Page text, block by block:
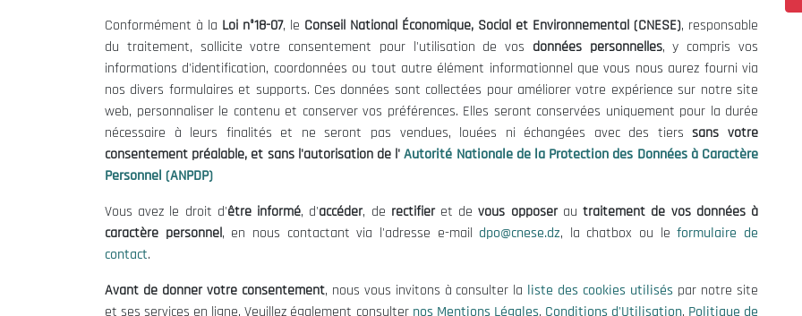
Le président
Organisation
Publications
Mentions Légales
Conditions d'Utilisation
Politique de Protection des Données
Politique des Cookies
contact@cnese.dz
Suggestions ou Initiatives ?
Newsletter
Inscrivez-vous, soyez le premier à
nos dernières nouvelles.
Suivez-Nous!
© 2026 Conseil National Économique, Social et Environnemental
Conformément à la Loi n°18-07, le Conseil National Économique, Social et Environnemental (CNESE), responsable
du traitement, sollicite votre consentement pour l'utilisation de vos données personnelles, y compris vos
informations d'identification, coordonnées ou tout autre élément informationnel que vous nous aurez fourni via
nos divers formulaires et supports. Ces données sont collectées pour améliorer votre expérience sur notre site
web, personnaliser le contenu et conserver vos préférences. Elles seront conservées uniquement pour la durée
nécessaire à leurs finalités et ne seront pas vendues, louées ni échangées avec des tierssans votre
consentement préalable, et sans l'autorisation de l' Autorité Nationale de la Protection des Données à Caractère
Personnel (ANPDP)
Vous avez le droit d'être informé, d'accéder, de rectifieret devous opposerautraitement de vos données à
caractère personnel, en nous contactant via l'adresse e-mail dpo@cnese.dz, la chatbox ou leformulaire de
contact.
Avant de donner votre consentement, nous vous invitons à consulter la liste des cookies utilisés par notre site
et ses services en ligne. Veuillez également consulter nos Mentions Légales, Conditions d'Utilisation, Politique de